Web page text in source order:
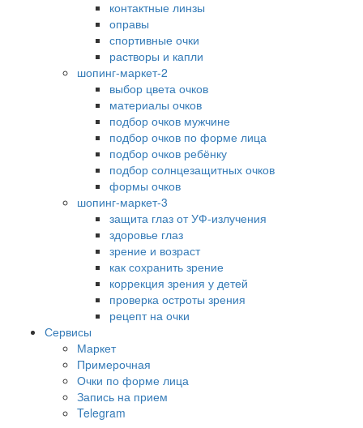
контактные линзы
оправы
спортивные очки
растворы и капли
шопинг-маркет-2
выбор цвета очков
материалы очков
подбор очков мужчине
подбор очков по форме лица
подбор очков ребёнку
подбор солнцезащитных очков
формы очков
шопинг-маркет-3
защита глаз от УФ-излучения
здоровье глаз
зрение и возраст
как сохранить зрение
коррекция зрения у детей
проверка остроты зрения
рецепт на очки
Сервисы
Маркет
Примерочная
Очки по форме лица
Запись на прием
Telegram